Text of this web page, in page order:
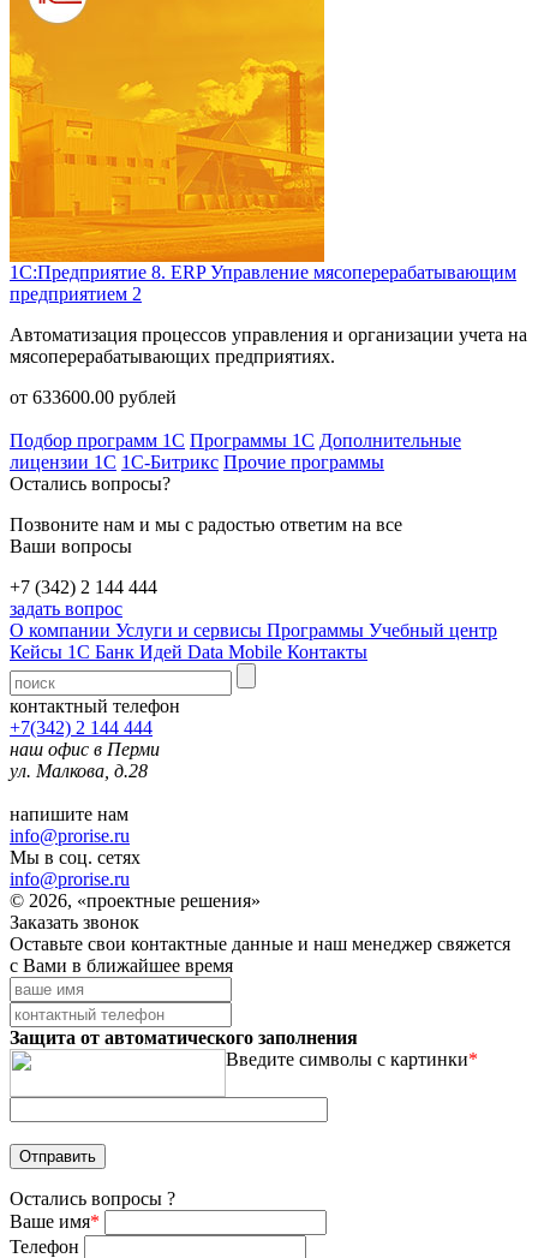
1С:Предприятие 8. ERP Управление мясоперерабатывающим
предприятием 2
Автоматизация процессов управления и организации учета на
мясоперерабатывающих предприятиях.
от 633600.00 рублей
Подбор программ 1С Программы 1С Дополнительные
лицензии 1С 1С-Битрикс Прочие программы
Остались вопросы?
Позвоните нам и мы с радостью ответим на все
Ваши вопросы
+7 (342) 2 144 444
задать вопрос
О компании Услуги и сервисы Программы Учебный центр
Кейсы 1С Банк Идей Data Mobile Контакты
контактный телефон
+7(342) 2 144 444
наш офис в Перми
ул. Малкова, д.28
напишите нам
info@prorise.ru
Мы в соц. сетях
info@prorise.ru
© 2026, «проектные решения»
Заказать звонок
Оставьте свои контактные данные и наш менеджер свяжется
с Вами в ближайшее время
Защита от автоматического заполнения
Введите символы с картинки*
Остались вопросы ?
Ваше имя*
Телефон